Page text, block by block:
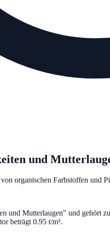
und
organischen Farbstoffen und
und Mutterlaugen" und gehört
beträgt 0.95 t/m³.